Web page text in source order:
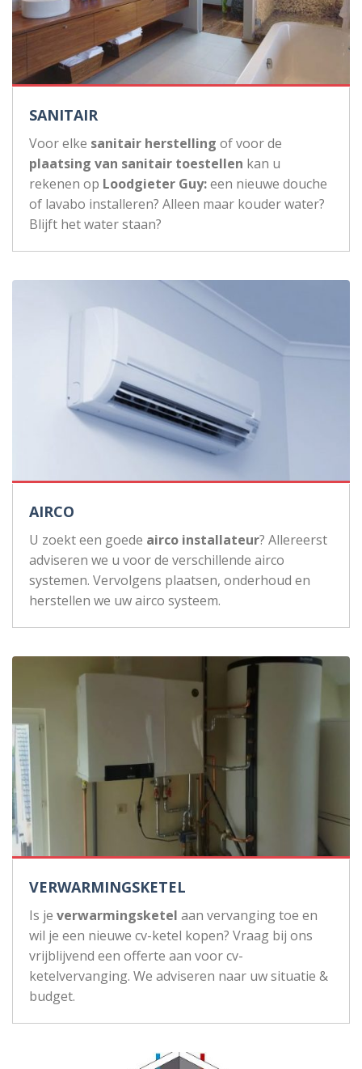
SANITAIR
Voor elke sanitair herstelling of voor de
plaatsing van sanitair toestellen kan u
rekenen op Loodgieter Guy:een nieuwe douche
of lavabo installeren? Alleen maar kouder water?
Blijft het water staan?
AIRCO
U zoekt een goede airco installateur? Allereerst
adviseren we u voor de verschillende airco
systemen. Vervolgens plaatsen, onderhoud en
herstellen we uw airco systeem.
VERWARMINGSKETEL
Is je verwarmingsketel aan vervanging toe en
wil je een nieuwe cv-ketel kopen? Vraag bij ons
vrijblijvend een offerte aan voor cv-
ketelvervanging. We adviseren naar uw situatie &
budget.